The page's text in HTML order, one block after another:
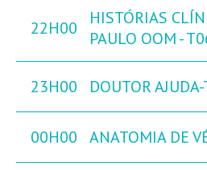
22H00
HISTÓRIAS
PAULO OOM -
23H00 DOUTOR
00H00 ANATOMIA DE